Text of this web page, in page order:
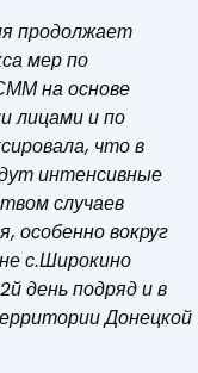
продолжает
мер по
на основе
лицами и по
что в
интенсивные
случаев
особенно вокруг
с.Широкино
день подряд и в
Донецкой